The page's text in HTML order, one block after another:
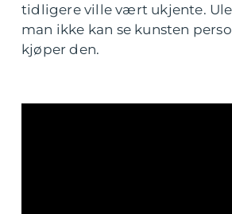
tidligere ville vært ukjente.
man ikke kan se kunsten
kjøper den.